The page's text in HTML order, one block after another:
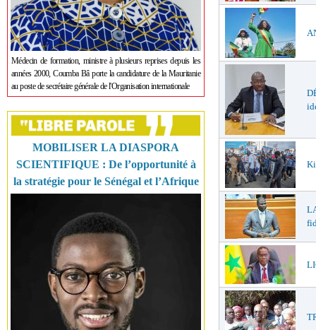
Médecin de formation, ministre à plusieurs reprises depuis les
années 2000, Coumba Bâ porte la candidature de la Mauritanie
au poste de secrétaire générale de l'Organisation internationale
MOBILISER LA DIASPORA
SCIENTIFIQUE : De l’opportunité à
la stratégie pour le Sénégal et l’Afrique